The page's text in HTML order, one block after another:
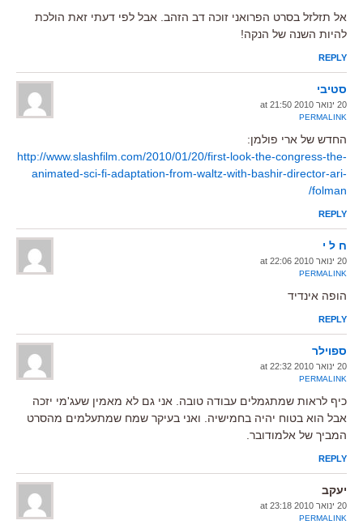
אל תזלזל בסרט הפרואני זוכה דב הזהב. אבל לפי דעתי זאת הולכת
להיות השנה של הנקה!
REPLY
סטיבי
20 ינואר 2010 at 21:50
PERMALINK
החדש של ארי פולמן:
http://www.slashfilm.com/2010/01/20/first-look-the-congress-the-
animated-sci-fi-adaptation-from-waltz-with-bashir-director-ari-
folman/
REPLY
ח ל י
20 ינואר 2010 at 22:06
PERMALINK
הופה אינדיד
REPLY
ספוילר
20 ינואר 2010 at 22:32
PERMALINK
כיף לראות שמתגמלים עבודה טובה. אני גם לא מאמין שעג'מי יזכה
אבל הוא בטוח יהיה בחמישיה. ואני בעיקר שמח שמתעלמים מהסרט
המביך של אלמודובר.
REPLY
יעקב
20 ינואר 2010 at 23:18
PERMALINK